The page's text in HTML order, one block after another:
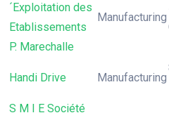
´Exploitation des
Etablissements
P. Marechalle
Manufacturing
Handi Drive Manufacturing
S M I E Société